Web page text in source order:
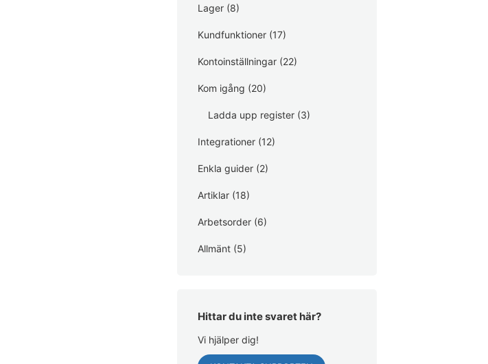
Lager (8)
Kundfunktioner (17)
Kontoinställningar (22)
Kom igång (20)
Ladda upp register (3)
Integrationer (12)
Enkla guider (2)
Artiklar (18)
Arbetsorder (6)
Allmänt (5)
Hittar du inte svaret här?
Vi hjälper dig!